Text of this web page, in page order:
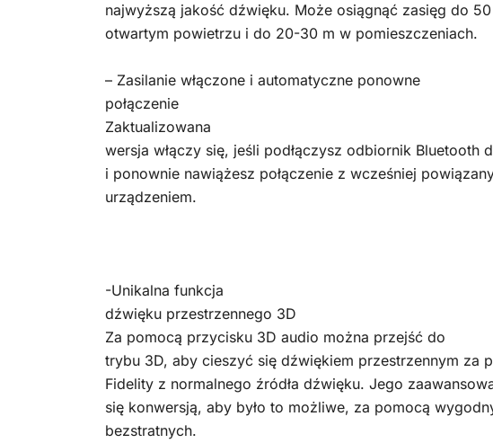
najwyższą jakość dźwięku. Może osiągnąć zasięg do
otwartym powietrzu i do 20-30 m w pomieszczeniach.
– Zasilanie włączone i automatyczne ponowne
połączenie
Zaktualizowana
wersja włączy się, jeśli podłączysz odbiornik Bluetooth
i ponownie nawiążesz połączenie z wcześniej
urządzeniem.
-Unikalna funkcja
dźwięku przestrzennego 3D
Za pomocą przycisku 3D audio można przejść do
trybu 3D, aby cieszyć się dźwiękiem przestrzennym za
Fidelity z normalnego źródła dźwięku. Jego
się konwersją, aby było to możliwe, za pomocą
bezstratnych.